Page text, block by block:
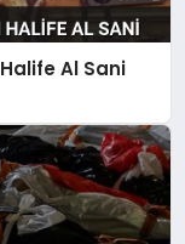
Al Sani